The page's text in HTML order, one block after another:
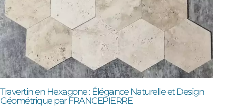
Travertin en Hexagone : Élégance Naturelle et Design
Géométrique par FRANCEPIERRE